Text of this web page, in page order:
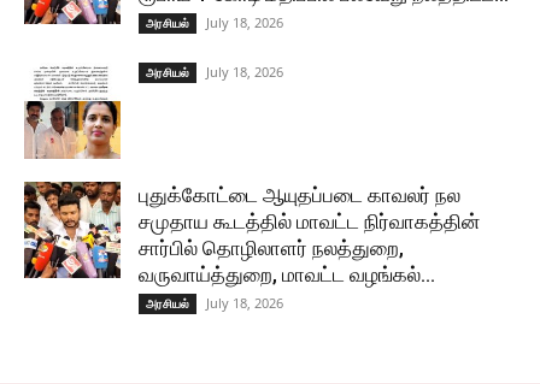
அரசியல் July 18, 2026
அரசியல் July 18, 2026
புதுக்கோட்டை ஆயுதப்படை காவலர் நல
சமுதாய கூடத்தில் மாவட்ட நிர்வாகத்தின்
சார்பில் தொழிலாளர் நலத்துறை,
வருவாய்த்துறை, மாவட்ட வழங்கல்...
அரசியல் July 18, 2026